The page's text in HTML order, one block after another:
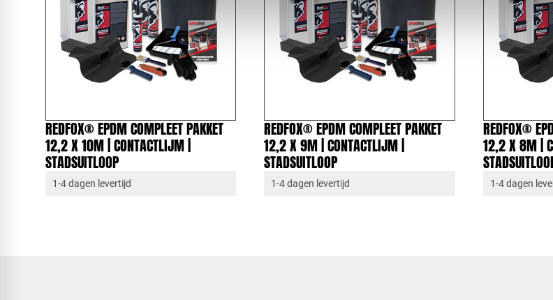
REDFOX® EPDM COMPLEET PAKKET
12,2 X 10M | CONTACTLIJM |
STADSUITLOOP
1-4 dagen levertijd
REDFOX® EPDM COMPLEET PAKKET
12,2 X 9M | CONTACTLIJM |
STADSUITLOOP
1-4 dagen levertijd
REDFOX®
12,2 X 8M |
1-4 dagen